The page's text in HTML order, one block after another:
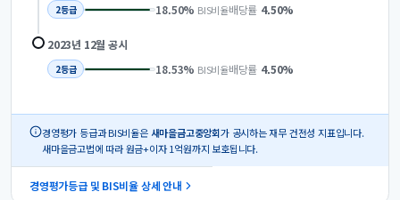
2등급 18.50% BIS비율배당률 4.50%
2023년 12월 공시
2등급 18.53% BIS비율배당률 4.50%
경영평가 등급과 BIS비율은 새마을금고중앙회가 공시하는 재무 건전성 지표입니다.
새마을금고법에 따라 원금+이자 1억원까지 보호됩니다.
경영평가등급 및 BIS비율 상세 안내